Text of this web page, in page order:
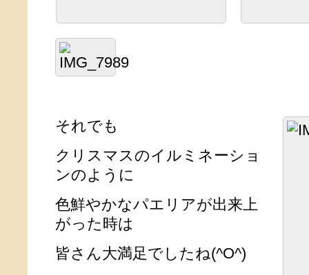
それでも
クリスマスのイルミネーショ
ンのように
色鮮やかなパエリアが出来上
がった時は
皆さん大満足でしたね(^O^)